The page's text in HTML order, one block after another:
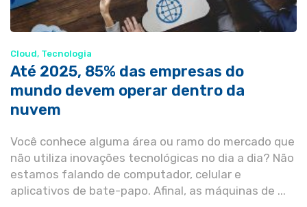
Cloud, Tecnologia
Até 2025, 85% das empresas do
mundo devem operar dentro da
nuvem
Você conhece alguma área ou ramo do mercado que
não utiliza inovações tecnológicas no dia a dia? Não
estamos falando de computador, celular e
aplicativos de bate-papo. Afinal, as máquinas de ...